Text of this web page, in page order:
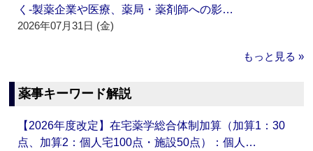
く‐製薬企業や医療、薬局・薬剤師への影…
2026年07月31日 (金)
もっと見る »
薬事キーワード解説
【2026年度改定】在宅薬学総合体制加算（加算1：30
点、加算2：個人宅100点・施設50点）：個人…